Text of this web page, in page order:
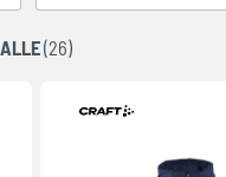
ALLE(26)